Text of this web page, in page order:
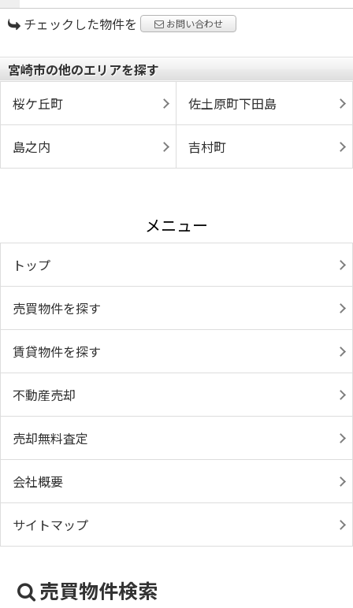
チェックした物件を お問い合わせ
宮崎市の他のエリアを探す
桜ケ丘町
佐土原町下田島
島之内 吉村町
メニュー
トップ
売買物件を探す
賃貸物件を探す
不動産売却
売却無料査定
会社概要
サイトマップ
売買物件検索